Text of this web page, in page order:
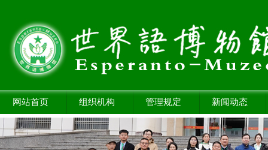
网站首页 组织机构 管理规定 新闻动态